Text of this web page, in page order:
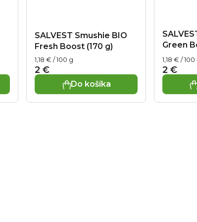
Estónsko.
Distribútor: Health
SALVEST Smushie BIO
Fresh Boost (170 g)
2 €
Jednotková cena:
1,18 € / 100 g
Do košíka
Green
2 €
1,18 € / 100